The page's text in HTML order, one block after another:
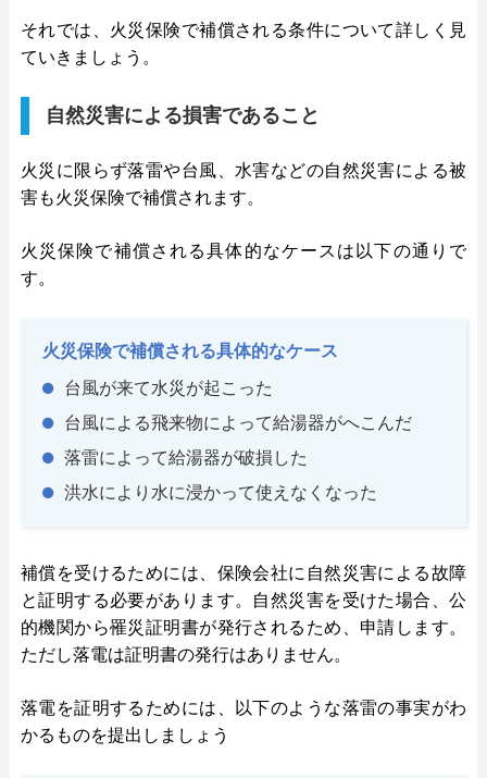
それでは、火災保険で補償される条件について詳しく見
ていきましょう。
自然災害による損害であること
火災に限らず落雷や台風、水害などの自然災害による被
害も火災保険で補償されます。
火災保険で補償される具体的なケースは以下の通りで
す。
火災保険で補償される具体的なケース
台風が来て水災が起こった
台風による飛来物によって給湯器がへこんだ
落雷によって給湯器が破損した
洪水により水に浸かって使えなくなった
補償を受けるためには、保険会社に自然災害による故障
と証明する必要があります。自然災害を受けた場合、公
的機関から罹災証明書が発行されるため、申請します。
ただし落電は証明書の発行はありません。
落電を証明するためには、以下のような落雷の事実がわ
かるものを提出しましょう